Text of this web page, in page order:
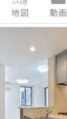
地図 動画